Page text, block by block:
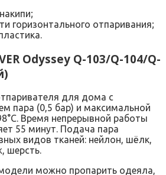
горизонтального отпаривания;
Odyssey Q-103/Q-104/Q-
для дома с
пара (0,5 бар) и максимальной
Время непрерывной работы
55 минут. Подача пара
видов тканей: нейлон, шёлк,
шерсть.
можно пропарить одеяла,